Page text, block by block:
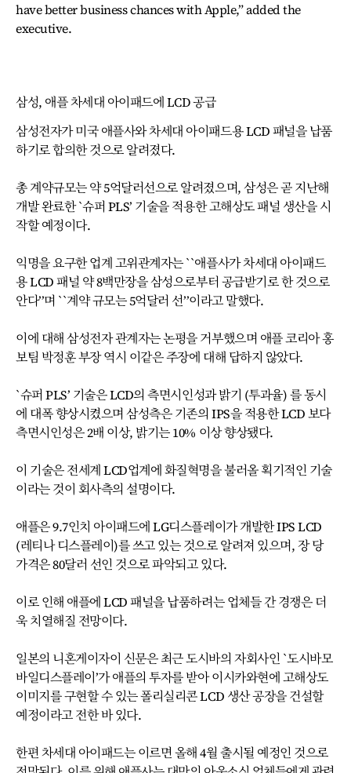
have better business chances with Apple,” added the
executive.
삼성, 애플 차세대 아이패드에 LCD 공급
삼성전자가 미국 애플사와 차세대 아이패드용 LCD 패널을 납품
하기로 합의한 것으로 알려졌다.
총 계약규모는 약 5억달러선으로 알려졌으며, 삼성은 곧 지난해
개발 완료한 `슈퍼 PLS’ 기술을 적용한 고해상도 패널 생산을 시
작할 예정이다.
익명을 요구한 업계 고위관계자는 ``애플사가 차세대 아이패드
용 LCD 패널 약 8백만장을 삼성으로부터 공급받기로 한 것으로
안다’’며 ``계약 규모는 5억달러 선’’이라고 말했다.
이에 대해 삼성전자 관계자는 논평을 거부했으며 애플 코리아 홍
보팀 박정훈 부장 역시 이같은 주장에 대해 답하지 않았다.
`슈퍼 PLS’ 기술은 LCD의 측면시인성과 밝기 (투과율) 를 동시
에 대폭 향상시켰으며 삼성측은 기존의 IPS을 적용한 LCD 보다
측면시인성은 2배 이상, 밝기는 10% 이상 향상됐다.
이 기술은 전세계 LCD업계에 화질혁명을 불러올 획기적인 기술
이라는 것이 회사측의 설명이다.
애플은 9.7인치 아이패드에 LG디스플레이가 개발한 IPS LCD
(레티나 디스플레이)를 쓰고 있는 것으로 알려져 있으며, 장 당
가격은 80달러 선인 것으로 파악되고 있다.
이로 인해 애플에 LCD 패널을 납품하려는 업체들 간 경쟁은 더
욱 치열해질 전망이다.
일본의 니혼게이자이 신문은 최근 도시바의 자회사인 `도시바모
바일디스플레이’가 애플의 투자를 받아 이시카와현에 고해상도
이미지를 구현할 수 있는 폴리실리콘 LCD 생산 공장을 건설할
예정이라고 전한 바 있다.
한편 차세대 아이패드는 이르면 올해 4월 출시될 예정인 것으로